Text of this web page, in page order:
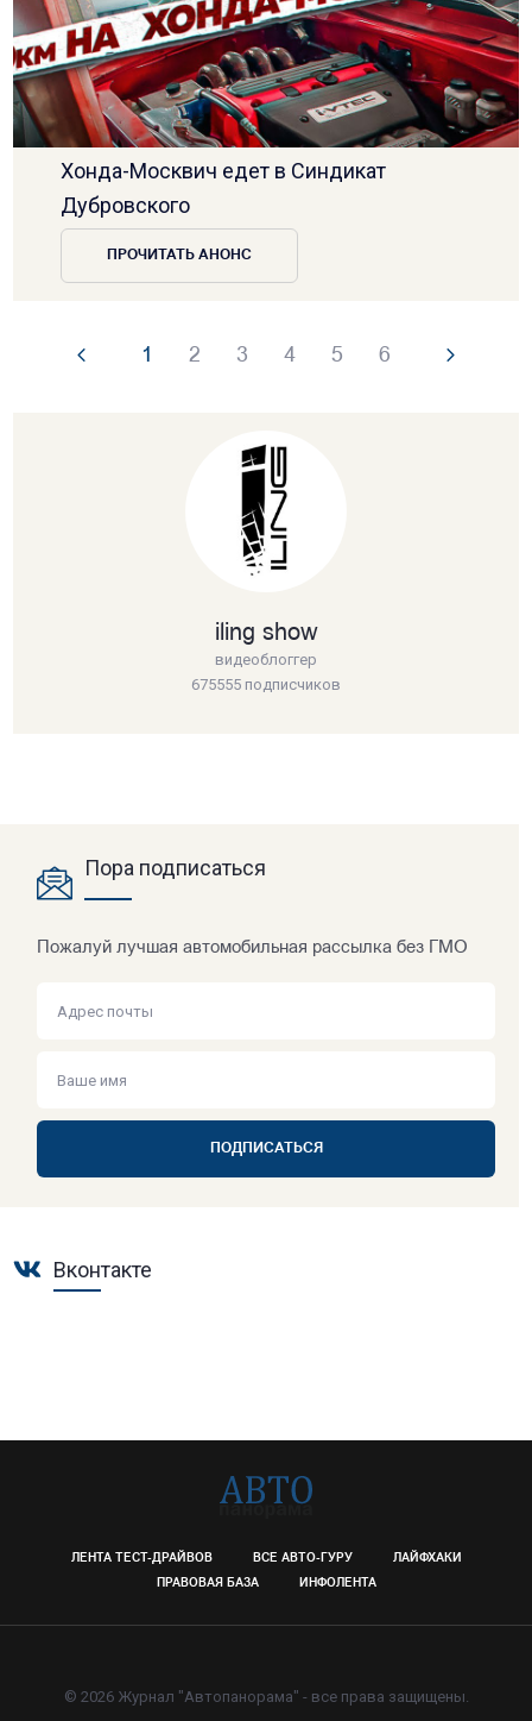
Хонда-Москвич едет в Синдикат
Дубровского
ПРОЧИТАТЬ АНОНС
1 2 3 4 5 6
iling show
видеоблоггер
675555 подписчиков
Пора подписаться
Пожалуй лучшая автомобильная рассылка без ГМО
ПОДПИСАТЬСЯ
Вконтакте
ЛЕНТА ТЕСТ-ДРАЙВОВ ВСЕ АВТО-ГУРУ
ЛАЙФХАКИ
ПРАВОВАЯ БАЗА
ИНФОЛЕНТА
© 2026 Журнал "Автопанорама" - все права защищены.